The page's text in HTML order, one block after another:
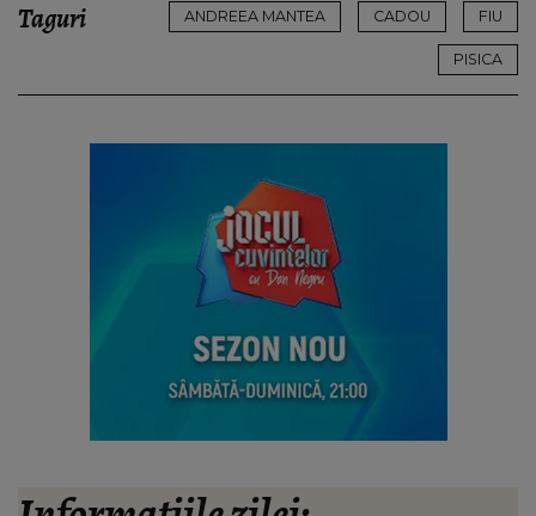
Taguri ANDREEA MANTEA CADOU FIU
PISICA